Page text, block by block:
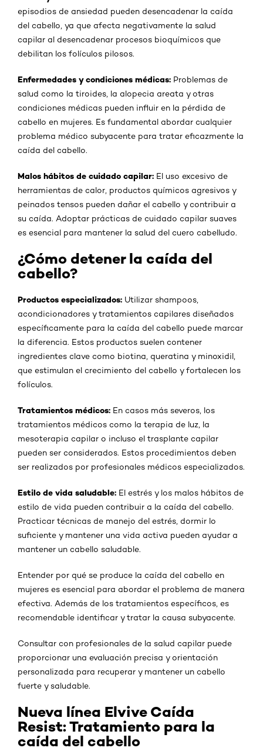
episodios de ansiedad pueden desencadenar la caída
del cabello, ya que afecta negativamente la salud
capilar al desencadenar procesos bioquímicos que
debilitan los folículos pilosos.
Enfermedades y condiciones médicas: Problemas de
salud como la tiroides, la alopecia areata y otras
condiciones médicas pueden influir en la pérdida de
cabello en mujeres. Es fundamental abordar cualquier
problema médico subyacente para tratar eficazmente la
caída del cabello.
Malos hábitos de cuidado capilar: El uso excesivo de
herramientas de calor, productos químicos agresivos y
peinados tensos pueden dañar el cabello y contribuir a
su caída. Adoptar prácticas de cuidado capilar suaves
es esencial para mantener la salud del cuero cabelludo.
¿Cómo detener la caída del
cabello?
Productos especializados: Utilizar shampoos,
acondicionadores y tratamientos capilares diseñados
específicamente para la caída del cabello puede marcar
la diferencia. Estos productos suelen contener
ingredientes clave como biotina, queratina y minoxidil,
que estimulan el crecimiento del cabello y fortalecen los
folículos.
Tratamientos médicos: En casos más severos, los
tratamientos médicos como la terapia de luz, la
mesoterapia capilar o incluso el trasplante capilar
pueden ser considerados. Estos procedimientos deben
ser realizados por profesionales médicos especializados.
Estilo de vida saludable: El estrés y los malos hábitos de
estilo de vida pueden contribuir a la caída del cabello.
Practicar técnicas de manejo del estrés, dormir lo
suficiente y mantener una vida activa pueden ayudar a
mantener un cabello saludable.
Entender por qué se produce la caída del cabello en
mujeres es esencial para abordar el problema de manera
efectiva. Además de los tratamientos específicos, es
recomendable identificar y tratar la causa subyacente.
Consultar con profesionales de la salud capilar puede
proporcionar una evaluación precisa y orientación
personalizada para recuperar y mantener un cabello
fuerte y saludable.
Nueva línea Elvive Caída
Resist: Tratamiento para la
caída del cabello